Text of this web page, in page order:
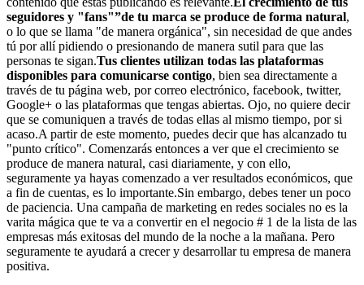
seguidores y "fans"”de tu marca se produce de forma natural,
o lo que se llama "de manera orgánica", sin necesidad de que andes
tú por allí pidiendo o presionando de manera sutil para que las
personas te sigan.Tus clientes utilizan todas las plataformas
disponibles para comunicarse contigo, bien sea directamente a
través de tu página web, por correo electrónico, facebook, twitter,
Google+ o las plataformas que tengas abiertas. Ojo, no quiere decir
que se comuniquen a través de todas ellas al mismo tiempo, por si
acaso.A partir de este momento, puedes decir que has alcanzado tu
"punto crítico". Comenzarás entonces a ver que el crecimiento se
produce de manera natural, casi diariamente, y con ello,
seguramente ya hayas comenzado a ver resultados económicos, que
a fin de cuentas, es lo importante.Sin embargo, debes tener un poco
de paciencia. Una campaña de marketing en redes sociales no es la
varita mágica que te va a convertir en el negocio # 1 de la lista de las
empresas más exitosas del mundo de la noche a la mañana. Pero
seguramente te ayudará a crecer y desarrollar tu empresa de manera
positiva.